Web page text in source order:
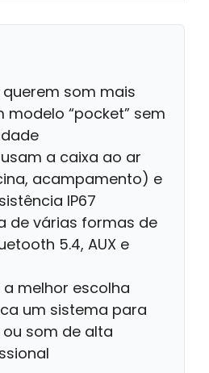
som mais
modelo “pocket” sem
a caixa ao ar
acampamento) e
IP67
de várias formas de
5.4, AUX e
melhor escolha
um sistema para
som de alta